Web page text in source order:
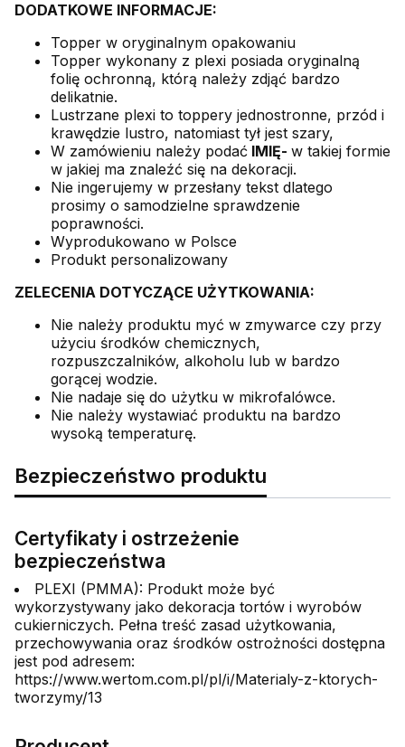
DODATKOWE INFORMACJE:
Topper w oryginalnym opakowaniu
Topper wykonany z plexi posiada oryginalną
folię ochronną, którą należy zdjąć bardzo
delikatnie.
Lustrzane plexi to toppery jednostronne, przód i
krawędzie lustro, natomiast tył jest szary,
W zamówieniu należy podać IMIĘ- w takiej formie
w jakiej ma znaleźć się na dekoracji.
Nie ingerujemy w przesłany tekst dlatego
prosimy o samodzielne sprawdzenie
poprawności.
Wyprodukowano w Polsce
Produkt personalizowany
ZELECENIA DOTYCZĄCE UŻYTKOWANIA:
Nie należy produktu myć w zmywarce czy przy
użyciu środków chemicznych,
rozpuszczalników, alkoholu lub w bardzo
gorącej wodzie.
Nie nadaje się do użytku w mikrofalówce.
Nie należy wystawiać produktu na bardzo
wysoką temperaturę.
Bezpieczeństwo produktu
Certyfikaty i ostrzeżenie
bezpieczeństwa
PLEXI (PMMA): Produkt może być
wykorzystywany jako dekoracja tortów i wyrobów
cukierniczych. Pełna treść zasad użytkowania,
przechowywania oraz środków ostrożności dostępna
jest pod adresem:
https://www.wertom.com.pl/pl/i/Materialy-z-ktorych-
tworzymy/13